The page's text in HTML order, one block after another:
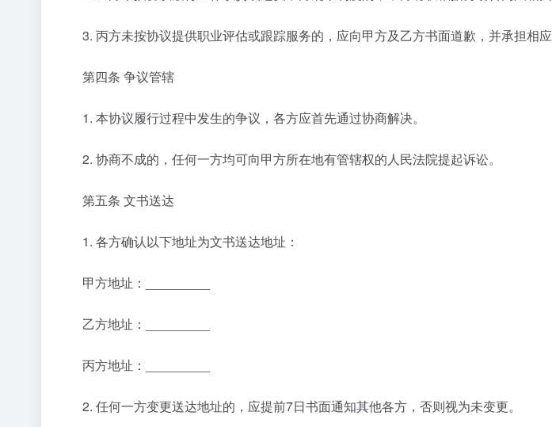
3. 丙方未按协议提供职业评估或跟踪服务的，应向甲方及乙方书面道歉，并承担相
第四条 争议管辖
1. 本协议履行过程中发生的争议，各方应首先通过协商解决。
2. 协商不成的，任何一方均可向甲方所在地有管辖权的人民法院提起诉讼。
第五条 文书送达
1. 各方确认以下地址为文书送达地址：
甲方地址：_________
乙方地址：_________
丙方地址：_________
2. 任何一方变更送达地址的，应提前7日书面通知其他各方，否则视为未变更。